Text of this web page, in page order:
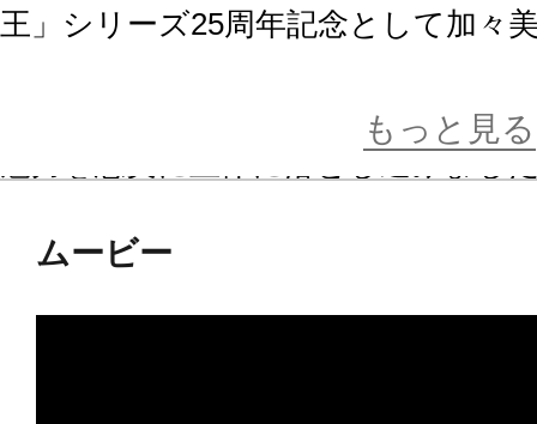
王」シリーズ25周年記念として加々
造形や、スタイリッシュさと力強さ
これまで数多くの「遊☆戯☆王」シ
もっと見る
ムービー